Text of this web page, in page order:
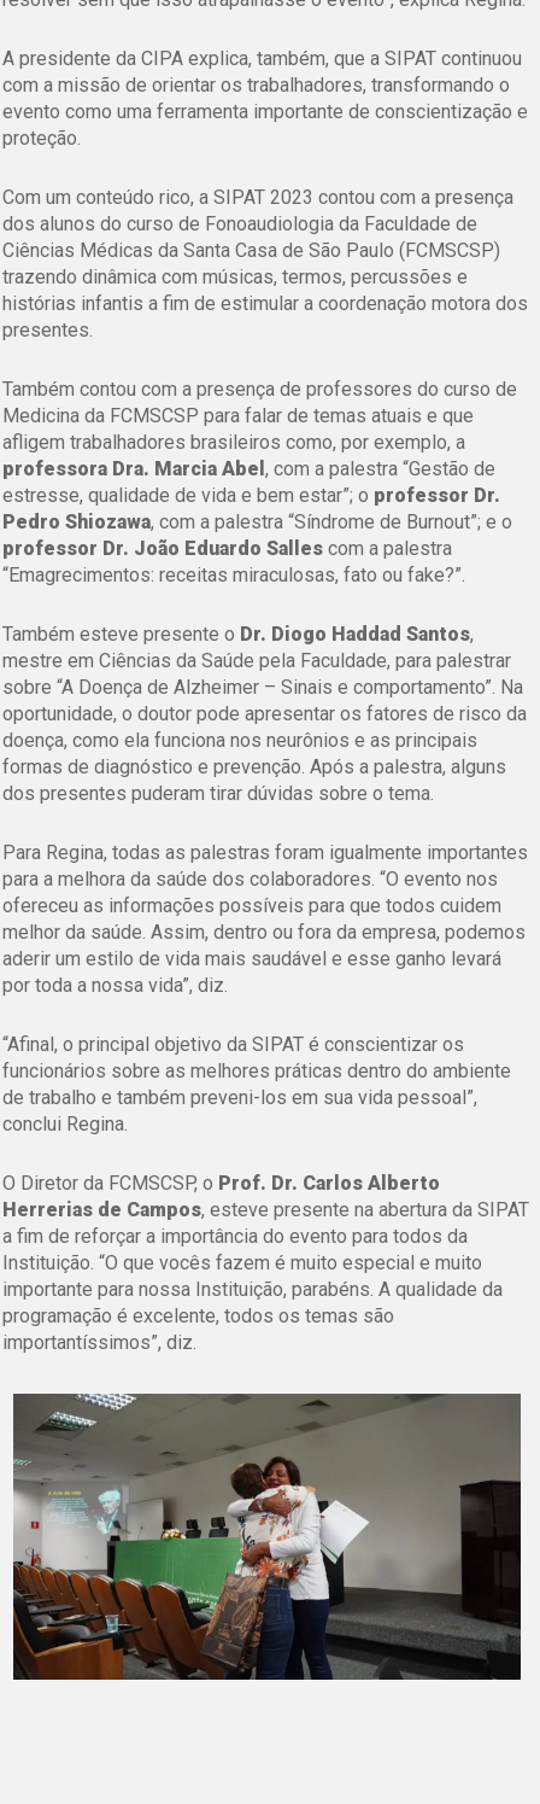
A presidente da CIPA explica, também, que a SIPAT continuou
com a missão de orientar os trabalhadores, transformando o
evento como uma ferramenta importante de conscientização e
proteção.
Com um conteúdo rico, a SIPAT 2023 contou com a presença
dos alunos do curso de Fonoaudiologia da Faculdade de
Ciências Médicas da Santa Casa de São Paulo (FCMSCSP)
trazendo dinâmica com músicas, termos, percussões e
histórias infantis a fim de estimular a coordenação motora dos
presentes.
Também contou com a presença de professores do curso de
Medicina da FCMSCSP para falar de temas atuais e que
afligem trabalhadores brasileiros como, por exemplo, a
professora Dra. Marcia Abel, com a palestra“Gestão de
estresse, qualidade de vida e bem estar”; o professor Dr.
Pedro Shiozawa, com a palestra “Síndrome de Burnout”; e o
professor Dr. João Eduardo Salles com a palestra
“Emagrecimentos: receitas miraculosas, fato ou fake?”.
Também esteve presente o Dr. Diogo Haddad Santos,
mestre em Ciências da Saúde pela Faculdade, para palestrar
sobre“A Doença de Alzheimer – Sinais e comportamento”. Na
oportunidade, o doutor pode apresentar os fatores de risco da
doença, como ela funciona nos neurônios e as principais
formas de diagnóstico e prevenção. Após a palestra, alguns
dos presentes puderam tirar dúvidas sobre o tema.
Para Regina, todas as palestras foram igualmente importantes
para a melhora da saúde dos colaboradores. “O evento nos
ofereceu as informações possíveis para que todos cuidem
melhor da saúde. Assim, dentro ou fora da empresa, podemos
aderir um estilo de vida mais saudável e esse ganho levará
por toda a nossa vida”, diz.
“Afinal, o principal objetivo da SIPAT é conscientizar os
funcionários sobre as melhores práticas dentro do ambiente
de trabalho e também preveni-los em sua vida pessoal”,
conclui Regina.
O Diretor da FCMSCSP, o Prof. Dr. Carlos Alberto
Herrerias de Campos, esteve presente na abertura da SIPAT
a fim de reforçar a importância do evento para todos da
Instituição. “O que vocês fazem é muito especial e muito
importante para nossa Instituição, parabéns. A qualidade da
programação é excelente, todos os temas são
importantíssimos”, diz.